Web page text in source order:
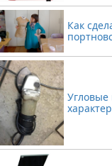
Как